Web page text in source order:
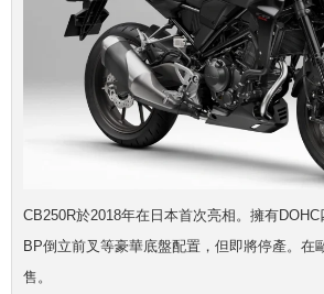
CB250R於2018年在日本首次亮相。擁有
BP倒立前叉等豪華底盤配置，但即將停產。在
售。